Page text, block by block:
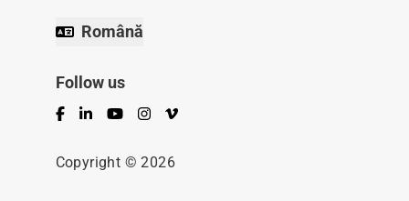
Română
Follow us
Facebook
LinkedInYouTubeInstagram
Vimeo
Copyright © 2026